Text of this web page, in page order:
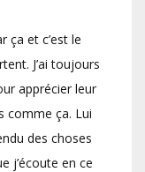
ça et c’est le
J’ai toujours
apprécier leur
comme ça. Lui
des choses
j’écoute en ce